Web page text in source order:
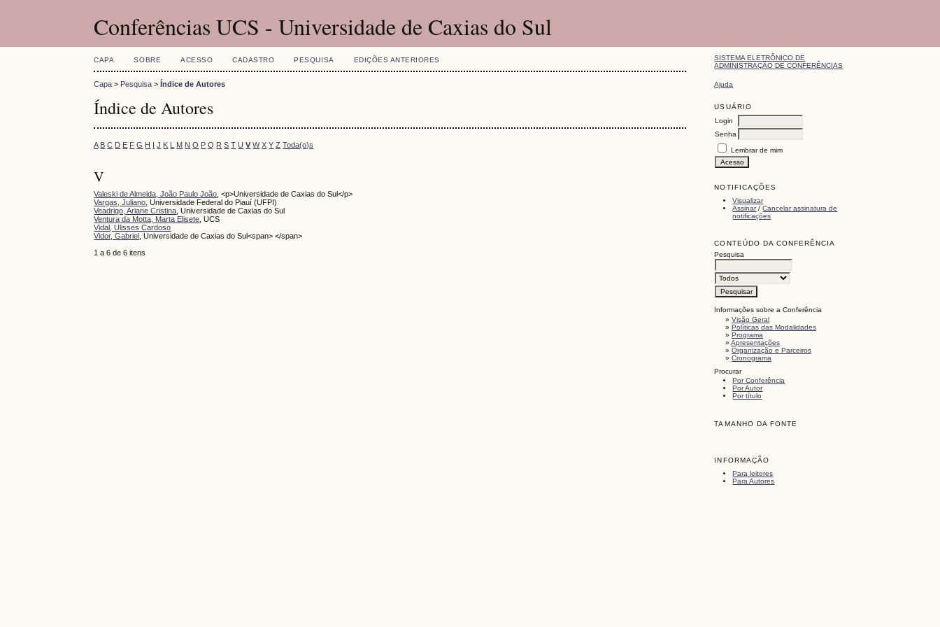
Conferências UCS - Universidade de Caxias do Sul
SISTEMA ELETRÔNICO DE
ADMINISTRAÇÃO DE CONFERÊNCIAS
Ajuda
USUÁRIO
Login
Senha
Lembrar de mim
NOTIFICAÇÕES
Visualizar
Assinar/Cancelar assinatura de
notificações
CONTEÚDO DA CONFERÊNCIA
Pesquisa
Informações sobre a Conferência
»Visão Geral
»Políticas das Modalidades
»Programa
»Apresentações
»Organização e Parceiros
»Cronograma
Procurar
Por Conferência
Por Autor
Por título
TAMANHO DA FONTE
INFORMAÇÃO
Para leitores
Para Autores
CAPA SOBRE ACESSO CADASTRO PESQUISA EDIÇÕES ANTERIORES
Capa > Pesquisa >Índice de Autores
Índice de Autores
A B C D E F G H I J K L M N O P Q R S T U V W X Y Z Toda(o)s
V
Valeski de Almeida, João Paulo João , <p>Universidade de Caxias do Sul</p>
Vargas, Juliano , Universidade Federal do Piauí (UFPI)
Veadrigo, Ariane Cristina , Universidade de Caxias do Sul
Ventura da Motta, Marta Elisete , UCS
Vidal, Ulisses Cardoso
Vidor, Gabriel
, Universidade de Caxias do Sul<span> </span>
1 a 6 de 6 itens